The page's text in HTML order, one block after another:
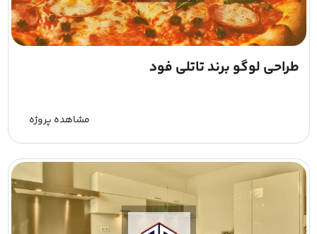
طراحی لوگو برند تاتلی فود
مشاهده پروژه